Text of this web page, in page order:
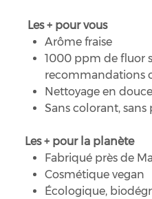
Les + pour vous
Arôme fraise
1000 ppm de fluor
recommandations
Nettoyage en
Sans colorant,
Les + pour la planète
Fabriqué près de
Cosmétique vegan
Écologique,